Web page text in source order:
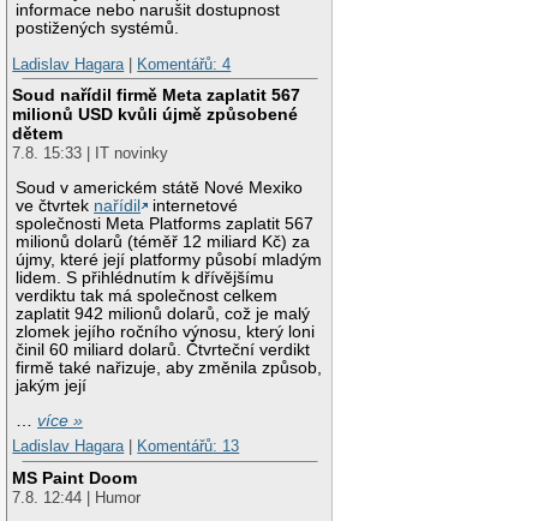
informace nebo narušit dostupnost
postižených systémů.
Ladislav Hagara
Komentářů: 4
Soud nařídil firmě Meta zaplatit 567
milionů USD kvůli újmě způsobené
dětem
7.8. 15:33 | IT novinky
Soud v americkém státě Nové Mexiko
ve čtvrtek nařídil
internetové
společnosti Meta Platforms zaplatit 567
milionů dolarů (téměř 12 miliard Kč) za
újmy, které její platformy působí mladým
lidem. S přihlédnutím k dřívějšímu
verdiktu tak má společnost celkem
zaplatit 942 milionů dolarů, což je malý
zlomek jejího ročního výnosu, který loni
činil 60 miliard dolarů. Čtvrteční verdikt
firmě také nařizuje, aby změnila způsob,
jakým její
…více »
Ladislav Hagara| Komentářů: 13
MS Paint Doom
7.8. 12:44 | Humor